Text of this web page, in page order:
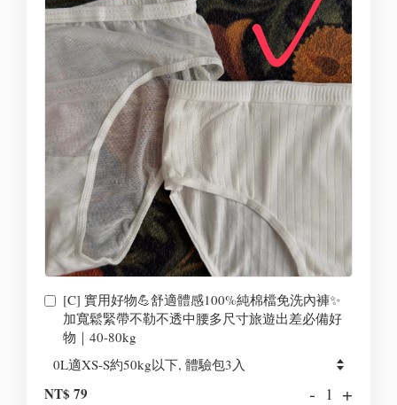
[C] 實用好物💪舒適體感100%純棉檔免洗內褲✨
加寬鬆緊帶不勒不透中腰多尺寸旅遊出差必備好
物｜40-80kg
NT$ 79 - +